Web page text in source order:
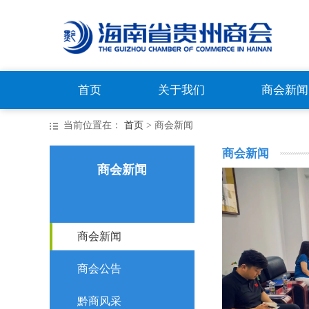
首页 关于我们 商会新闻
当前位置在： 首页 > 商会新闻
商会新闻
商会新闻
商会公告
黔商风采
商会新闻